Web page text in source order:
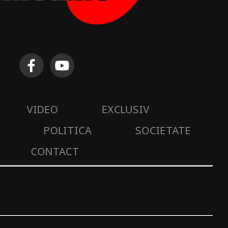
VIDEO
EXCLUSIV
POLITICA
SOCIETATE
CONTACT